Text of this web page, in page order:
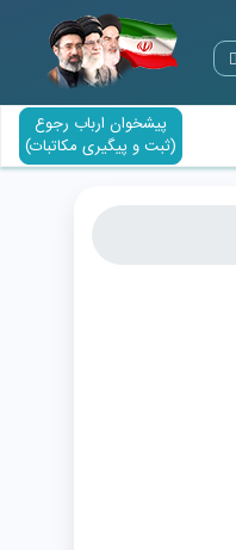
پیشخوان ارباب رجوع
(ثبت و پیگیری مکاتبات)